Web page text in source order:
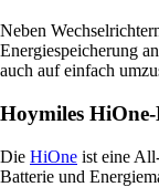
Neben
Energiespeicherung
auch auf einfach
Hoymiles
Die HiOne ist eine
Batterie und